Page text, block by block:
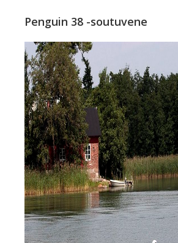
Penguin 38 -soutuvene